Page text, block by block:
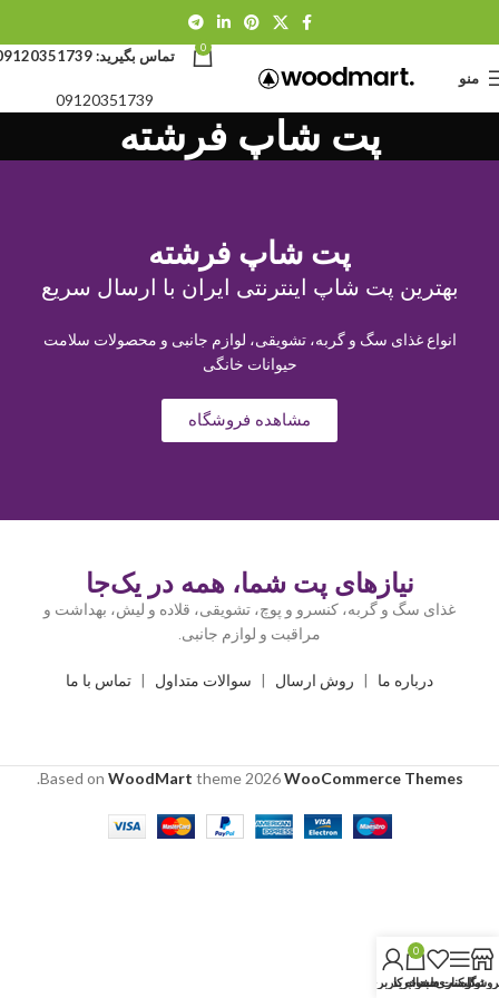
منو
0 تماس بگیرید:
09120351739
پت شاپ فرشته
پت شاپ فرشته
بهترین پت شاپ اینترنتی ایران با ارسال سریع
انواع غذای سگ و گربه، تشویقی، لوازم جانبی و محصولات سلامت
حیوانات خانگی
مشاهده فروشگاه
نیازهای پت شما، همه در یک‌جا
غذای سگ و گربه، کنسرو و پوچ، تشویقی، قلاده و لیش، بهداشت و
مراقبت و لوازم جانبی.
درباره ما روش ارسال سوالات متداول تماس با ما
Based on WoodMart theme2026WooCommerce Themes
.
نوار کناری
لیست دلخواه
0
سبد خرید
حساب کاربری من